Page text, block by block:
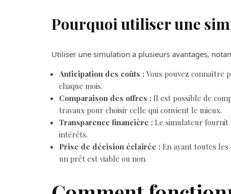
Pourquoi utiliser une
Utiliser une simulation a plusieurs avantages,
Anticipation des coûts : Vous pouvez connaître
chaque mois.
Comparaison des offres : Il est possible de
travaux pour choisir celle qui convient le mieux.
Transparence financière : Le simulateur fournit
intérêts.
Prise de décision éclairée : En ayant toutes
un prêt est viable ou non.